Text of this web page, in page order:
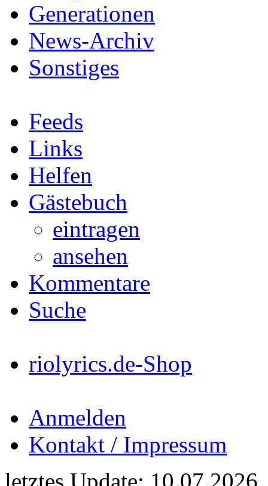
Generationen
News-Archiv
Sonstiges
Feeds
Links
Helfen
Gästebuch
eintragen
ansehen
Kommentare
Suche
riolyrics.de-Shop
Anmelden
Kontakt / Impressum